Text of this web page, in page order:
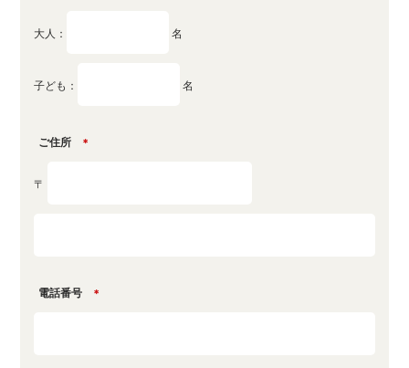
大人： 名
子ども： 名
ご住所 ＊
〒
電話番号 ＊